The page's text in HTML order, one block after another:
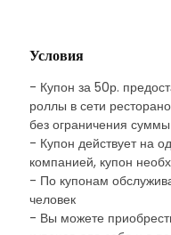
Условия
- Купон за 50р.
роллы в сети
без ограничения
- Купон действует на
компанией, купон
- По купонам
человек
- Вы можете